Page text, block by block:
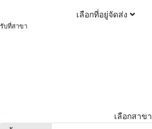
เลือกที่อยู่จัดส่ง
รับที่สาขา
เลือกสาขา